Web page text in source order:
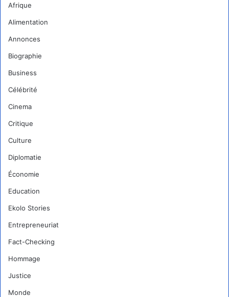
Afrique
Alimentation
Annonces
Biographie
Business
Célébrité
Cinema
Critique
Culture
Diplomatie
Économie
Education
Ekolo Stories
Entrepreneuriat
Fact-Checking
Hommage
Justice
Monde